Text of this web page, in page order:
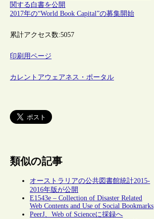
関する白書を公開
2017年の“World Book Capital”の募集開始
累計アクセス数:5057
印刷用ページ
カレントアウェアネス・ポータル
類似の記事
オーストラリアの公共図書館統計2015-
2016年版が公開
E1543e – Collection of Disaster Related
Web Contents and Use of Social Bookmarks
PeerJ、Web of Scienceに採録へ